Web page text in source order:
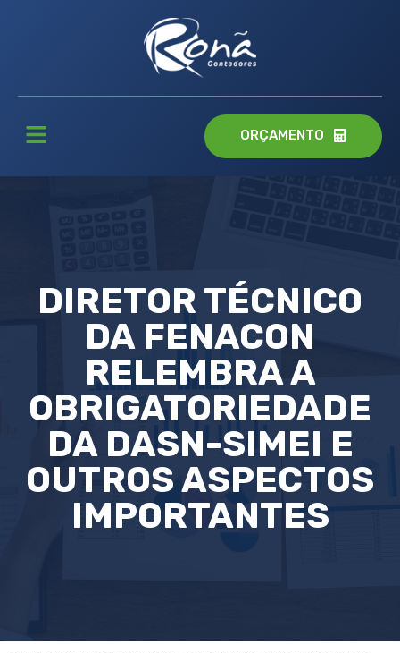
ORÇAMENTO
DIRETOR TÉCNICO
DA FENACON
RELEMBRA A
OBRIGATORIEDADE
DA DASN-SIMEI E
OUTROS ASPECTOS
IMPORTANTES